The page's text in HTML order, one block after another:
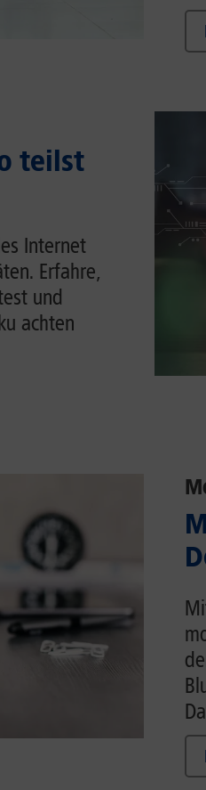
teilst
Internet
Erfahre,
und
achten